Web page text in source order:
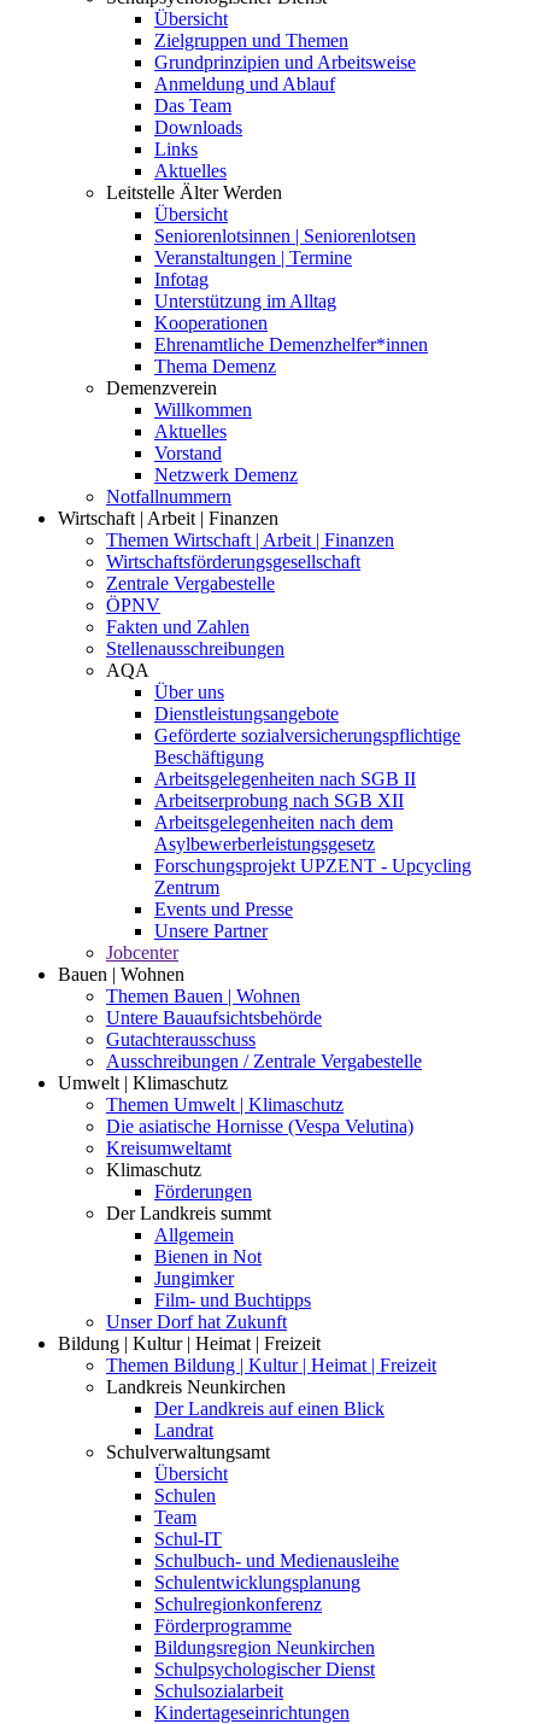
Übersicht
Zielgruppen und Themen
Grundprinzipien und Arbeitsweise
Anmeldung und Ablauf
Das Team
Downloads
Links
Aktuelles
Leitstelle Älter Werden
Übersicht
Seniorenlotsinnen | Seniorenlotsen
Veranstaltungen | Termine
Infotag
Unterstützung im Alltag
Kooperationen
Ehrenamtliche Demenzhelfer*innen
Thema Demenz
Demenzverein
Willkommen
Aktuelles
Vorstand
Netzwerk Demenz
Notfallnummern
Wirtschaft | Arbeit | Finanzen
Themen Wirtschaft | Arbeit | Finanzen
Wirtschaftsförderungsgesellschaft
Zentrale Vergabestelle
ÖPNV
Fakten und Zahlen
Stellenausschreibungen
AQA
Über uns
Dienstleistungsangebote
Geförderte sozialversicherungspflichtige
Beschäftigung
Arbeitsgelegenheiten nach SGB II
Arbeitserprobung nach SGB XII
Arbeitsgelegenheiten nach dem
Asylbewerberleistungsgesetz
Forschungsprojekt UPZENT - Upcycling
Zentrum
Events und Presse
Unsere Partner
Jobcenter
Bauen | Wohnen
Themen Bauen | Wohnen
Untere Bauaufsichtsbehörde
Gutachterausschuss
Ausschreibungen / Zentrale Vergabestelle
Umwelt | Klimaschutz
Themen Umwelt | Klimaschutz
Die asiatische Hornisse (Vespa Velutina)
Kreisumweltamt
Klimaschutz
Förderungen
Der Landkreis summt
Allgemein
Bienen in Not
Jungimker
Film- und Buchtipps
Unser Dorf hat Zukunft
Bildung | Kultur | Heimat | Freizeit
Themen Bildung | Kultur | Heimat | Freizeit
Landkreis Neunkirchen
Der Landkreis auf einen Blick
Landrat
Schulverwaltungsamt
Übersicht
Schulen
Team
Schul-IT
Schulbuch- und Medienausleihe
Schulentwicklungsplanung
Schulregionkonferenz
Förderprogramme
Bildungsregion Neunkirchen
Schulpsychologischer Dienst
Schulsozialarbeit
Kindertageseinrichtungen